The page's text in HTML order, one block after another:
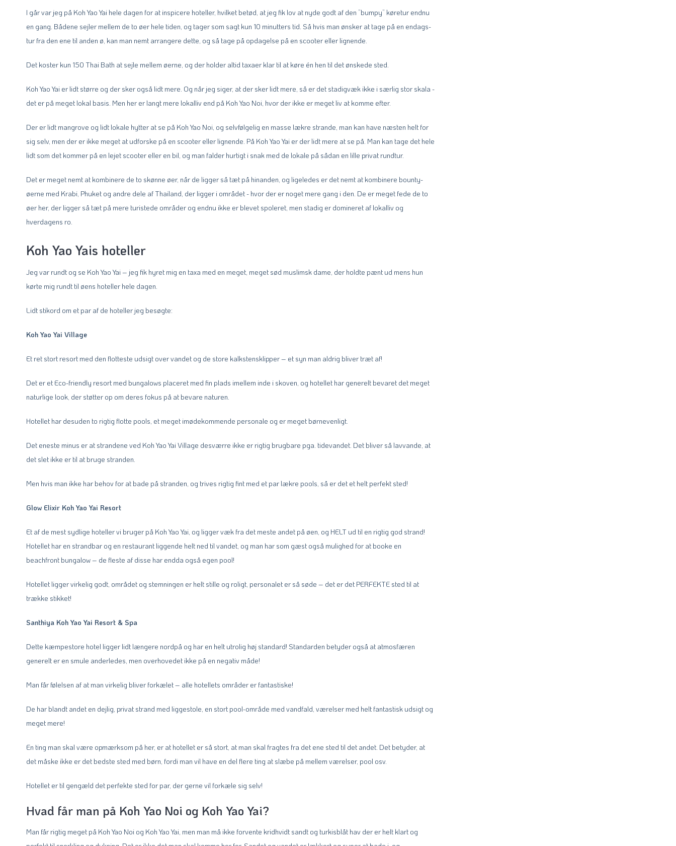
I går var jeg på Koh Yao Yai hele dagen for at inspicere hoteller, hvilket betød, at jeg fik lov at nyde godt af den ”bumpy” køretur endnu
en gang. Bådene sejler mellem de to øer hele tiden, og tager som sagt kun 10 minutters tid. Så hvis man ønsker at tage på en endags-
tur fra den ene til anden ø, kan man nemt arrangere dette, og så tage på opdagelse på en scooter eller lignende.
Det koster kun 150 Thai Bath at sejle mellem øerne, og der holder altid taxaer klar til at køre én hen til det ønskede sted.
Koh Yao Yai er lidt større og der sker også lidt mere. Og når jeg siger, at der sker lidt mere, så er det stadigvæk ikke i særlig stor skala -
det er på meget lokal basis. Men her er langt mere lokalliv end på Koh Yao Noi, hvor der ikke er meget liv at komme efter.
Der er lidt mangrove og lidt lokale hytter at se på Koh Yao Noi, og selvfølgelig en masse lækre strande, man kan have næsten helt for
sig selv, men der er ikke meget at udforske på en scooter eller lignende. På Koh Yao Yai er der lidt mere at se på. Man kan tage det hele
lidt som det kommer på en lejet scooter eller en bil, og man falder hurtigt i snak med de lokale på sådan en lille privat rundtur.
Det er meget nemt at kombinere de to skønne øer, når de ligger så tæt på hinanden, og ligeledes er det nemt at kombinere bounty-
øerne med Krabi, Phuket og andre dele af Thailand, der ligger i området - hvor der er noget mere gang i den. De er meget fede de to
øer her, der ligger så tæt på mere turistede områder og endnu ikke er blevet spoleret, men stadig er domineret af lokalliv og
hverdagens ro.
Koh Yao Yais hoteller
Jeg var rundt og se Koh Yao Yai – jeg fik hyret mig en taxa med en meget, meget sød muslimsk dame, der holdte pænt ud mens hun
kørte mig rundt til øens hoteller hele dagen.
Lidt stikord om et par af de hoteller jeg besøgte:
Koh Yao Yai Village
Et ret stort resort med den flotteste udsigt over vandet og de store kalkstensklipper – et syn man aldrig bliver træt af!
Det er et Eco-friendly resort med bungalows placeret med fin plads imellem inde i skoven, og hotellet har generelt bevaret det meget
naturlige look, der støtter op om deres fokus på at bevare naturen.
Hotellet har desuden to rigtig flotte pools, et meget imødekommende personale og er meget børnevenligt.
Det eneste minus er at strandene ved Koh Yao Yai Village desværre ikke er rigtig brugbare pga. tidevandet. Det bliver så lavvande, at
det slet ikke er til at bruge stranden.
Men hvis man ikke har behov for at bade på stranden, og trives rigtig fint med et par lækre pools, så er det et helt perfekt sted!
Glow Elixir Koh Yao Yai Resort
Et af de mest sydlige hoteller vi bruger på Koh Yao Yai, og ligger væk fra det meste andet på øen, og HELT ud til en rigtig god strand!
Hotellet har en strandbar og en restaurant liggende helt ned til vandet, og man har som gæst også mulighed for at booke en
beachfront bungalow – de fleste af disse har endda også egen pool!
Hotellet ligger virkelig godt, området og stemningen er helt stille og roligt, personalet er så søde – det er det PERFEKTE sted til at
trække stikket!
Santhiya Koh Yao Yai Resort & Spa
Dette kæmpestore hotel ligger lidt længere nordpå og har en helt utrolig høj standard! Standarden betyder også at atmosfæren
generelt er en smule anderledes, men overhovedet ikke på en negativ måde!
Man får følelsen af at man virkelig bliver forkælet – alle hotellets områder er fantastiske!
De har blandt andet en dejlig, privat strand med liggestole, en stort pool-område med vandfald, værelser med helt fantastisk udsigt og
meget mere!
En ting man skal være opmærksom på her, er at hotellet er så stort, at man skal fragtes fra det ene sted til det andet. Det betyder, at
det måske ikke er det bedste sted med børn, fordi man vil have en del flere ting at slæbe på mellem værelser, pool osv.
Hotellet er til gengæld det perfekte sted for par, der gerne vil forkæle sig selv!
Hvad får man på Koh Yao Noi og Koh Yao Yai?
Man får rigtig meget på Koh Yao Noi og Koh Yao Yai, men man må ikke forvente kridhvidt sandt og turkisblåt hav der er helt klart og